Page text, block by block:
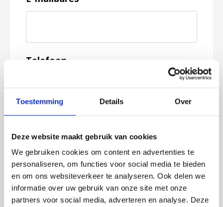
Toestemming Details Over
Deze website maakt gebruik van cookies
We gebruiken cookies om content en advertenties te
personaliseren, om functies voor social media te bieden
en om ons websiteverkeer te analyseren. Ook delen we
informatie over uw gebruik van onze site met onze
partners voor social media, adverteren en analyse. Deze
Telefoon